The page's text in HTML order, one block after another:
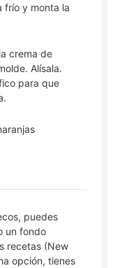
frío y monta la
crema de
Alísala.
para que
puedes
un fondo
recetas (New
opción, tienes